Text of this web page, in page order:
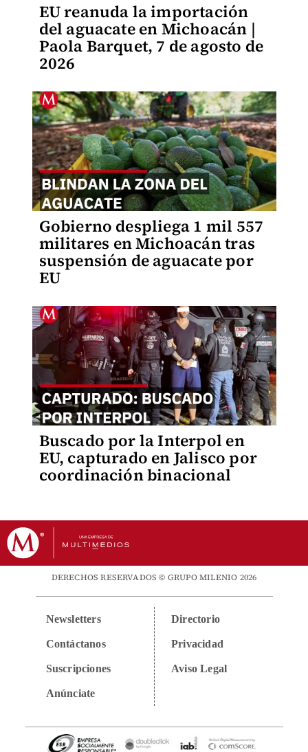
EU reanuda la importación
del aguacate en Michoacán |
Paola Barquet, 7 de agosto de
2026
Gobierno despliega 1 mil 557
militares en Michoacán tras
suspensión de aguacate por
EU
Buscado por la Interpol en
EU, capturado en Jalisco por
coordinación binacional
DERECHOS RESERVADOS © GRUPO MILENIO 2026
Newsletters
Contáctanos
Suscripciones
Anúnciate
Directorio
Privacidad
Aviso Legal